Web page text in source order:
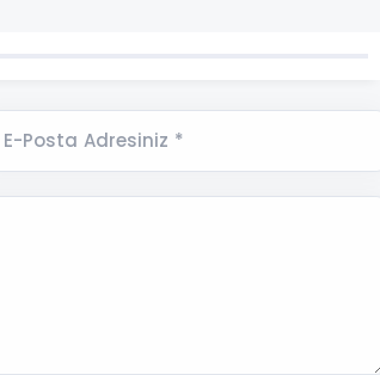
E-Posta Adresiniz *